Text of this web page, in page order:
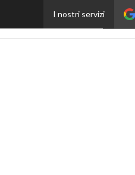
I nostri servizi
Proptech